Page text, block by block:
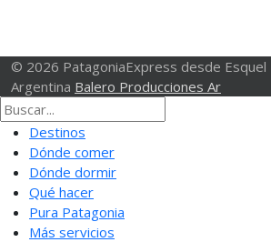
© 2026 PatagoniaExpress desde Esquel
Argentina Balero Producciones Ar
Destinos
Dónde comer
Dónde dormir
Qué hacer
Pura Patagonia
Más servicios